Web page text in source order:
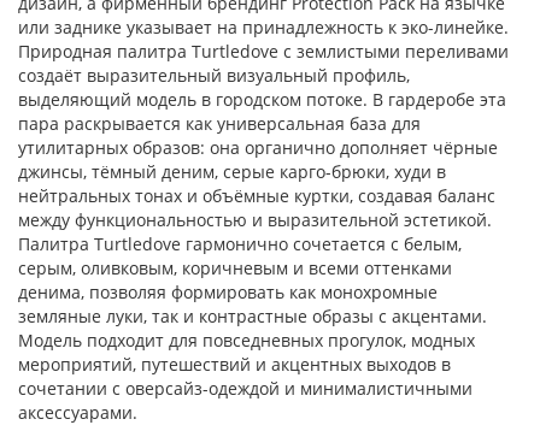
или заднике указывает на принадлежность к эко-линейке.
Природная палитра Turtledove с землистыми переливами
создаёт выразительный визуальный профиль,
выделяющий модель в городском потоке. В гардеробе эта
пара раскрывается как универсальная база для
утилитарных образов: она органично дополняет чёрные
джинсы, тёмный деним, серые карго-брюки, худи в
нейтральных тонах и объёмные куртки, создавая баланс
между функциональностью и выразительной эстетикой.
Палитра Turtledove гармонично сочетается с белым,
серым, оливковым, коричневым и всеми оттенками
денима, позволяя формировать как монохромные
земляные луки, так и контрастные образы с акцентами.
Модель подходит для повседневных прогулок, модных
мероприятий, путешествий и акцентных выходов в
сочетании с оверсайз-одеждой и минималистичными
аксессуарами.